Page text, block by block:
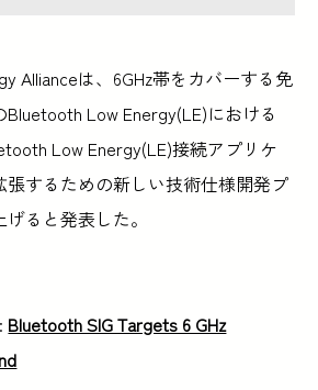
Allianceは、6GHz帯をカバーする免
Low Energy(LE)における
Low Energy(LE)接続アプリケ
張するための新しい技術仕様開発プ
ると発表した。
Bluetooth SIG Targets 6 GHz